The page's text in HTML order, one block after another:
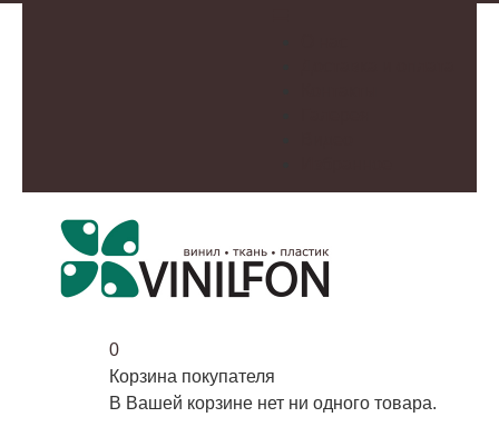
0
Корзина покупателя
В Вашей корзине нет ни одного товара.